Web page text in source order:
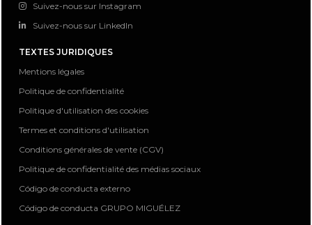
Suivez-nous sur Instagram
Suivez-nous sur LinkedIn
TEXTES JURIDIQUES
Mentions légales
Politique de confidentialité
Politique d'utilisation des cookies
Termes et conditions d'utilisation
Conditions générales de vente (CGV)
Politique de confidentialité des médias sociaux
Código de conducta externo
Código de conducta GRUPO MIGUÉLEZ